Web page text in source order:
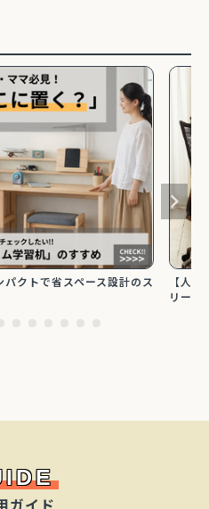
クトで省スペース設計のス
【人
リーズ